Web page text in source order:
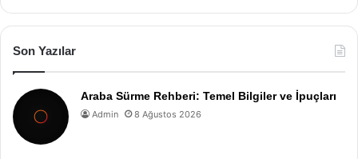
Son Yazılar
Araba Sürme Rehberi: Temel Bilgiler ve İpuçları
Admin 8 Ağustos 2026